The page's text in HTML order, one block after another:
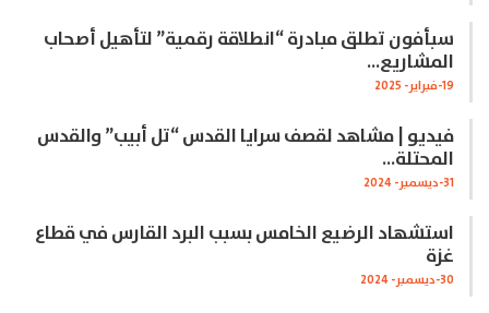
سبأفون تطلق مبادرة “انطلاقة رقمية” لتأهيل أصحاب
المشاريع…
19-فبراير- 2025
فيديو | مشاهد لقصف سرايا القدس “تل أبيب” والقدس
المحتلة…
31-ديسمبر- 2024
استشهاد الرضيع الخامس بسبب البرد القارس في قطاع
غزة
30-ديسمبر- 2024